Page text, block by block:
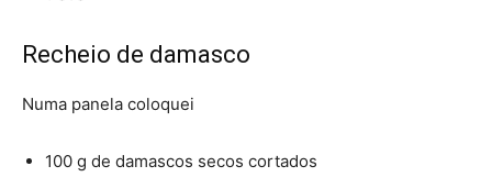
Recheio de damasco
Numa panela coloquei
100 g de damascos secos cortados